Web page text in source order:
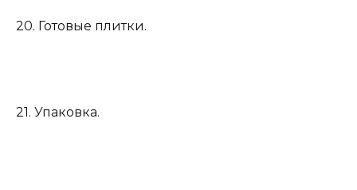
20. Готовые плитки.
21. Упаковка.